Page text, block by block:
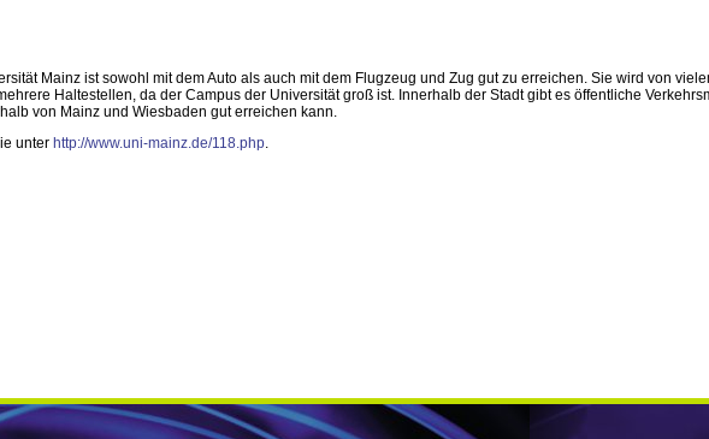
Mainz ist sowohl mit dem Auto als auch mit dem Flugzeug und Zug gut zu erreichen. Sie wird von
Haltestellen, da der Campus der Universität groß ist. Innerhalb der Stadt gibt es öffentliche
von Mainz und Wiesbaden gut erreichen kann.
unter http://www.uni-mainz.de/118.php.